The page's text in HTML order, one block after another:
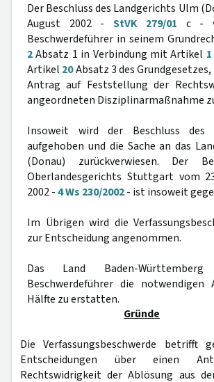
Der Beschluss des Landgerichts Ulm
August 2002 - StVK 279/01 c -
Beschwerdeführer in seinem
2Absatz 1 in Verbindung mit Artikel 1
Artikel 20Absatz 3 des
Antrag auf Feststellung der
angeordneten Disziplinarmaßnahme
Insoweit wird der Beschluss des
aufgehoben und die Sache an das
(Donau) zurückverwiesen. Der
Oberlandesgerichts Stuttgart vom
2002 -4 Ws 230/2002- ist insoweit
Im Übrigen wird die
zur Entscheidung angenommen.
Das Land Baden-
Beschwerdeführer die notwendigen
Hälfte zu erstatten.
Gründe
Die Verfassungsbeschwerde betrifft
Entscheidungen über einen
Rechtswidrigkeit der Ablösung aus